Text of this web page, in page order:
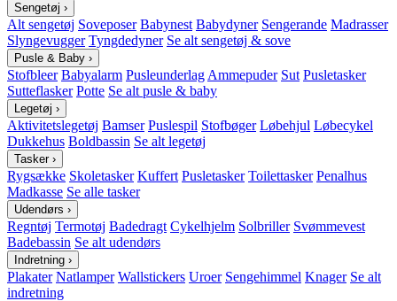
Sengetøj ›
Alt sengetøj Soveposer Babynest Babydyner Sengerande Madrasser
Slyngevugger Tyngdedyner Se alt sengetøj & sove
Pusle & Baby ›
Stofbleer Babyalarm Pusleunderlag Ammepuder Sut Pusletasker
Sutteflasker Potte Se alt pusle & baby
Legetøj ›
Aktivitetslegetøj Bamser Puslespil Stofbøger Løbehjul Løbecykel
Dukkehus Boldbassin Se alt legetøj
Tasker ›
Rygsække Skoletasker Kuffert Pusletasker Toilettasker Penalhus
Madkasse Se alle tasker
Udendørs ›
Regntøj Termotøj Badedragt Cykelhjelm Solbriller Svømmevest
Badebassin Se alt udendørs
Indretning ›
Plakater Natlamper Wallstickers Uroer Sengehimmel Knager Se alt
indretning